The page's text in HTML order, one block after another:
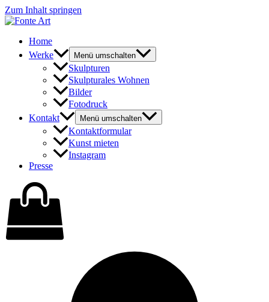
Zum Inhalt springen
Home
Werke
Menü umschalten
Skulpturen
Skulpturales Wohnen
Bilder
Fotodruck
Kontakt
Menü umschalten
Kontaktformular
Kunst mieten
Instagram
Presse